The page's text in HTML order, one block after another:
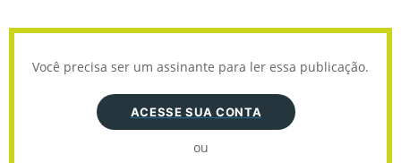
Você precisa ser um assinante para ler essa publicação.
ACESSE SUA CONTA
ou